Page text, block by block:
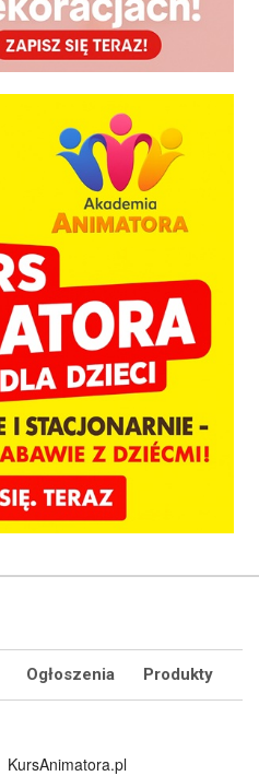
Ogłoszenia Produkty
Kurs Animatora